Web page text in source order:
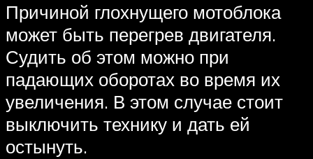
Причиной глохнущего мотоблока
может быть перегрев двигателя.
Судить об этом можно при
падающих оборотах во время их
увеличения. В этом случае стоит
выключить технику и дать ей
остынуть.